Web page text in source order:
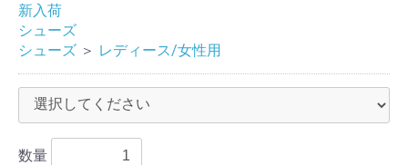
新入荷
シューズ
シューズ ＞ レディース/女性用
数量